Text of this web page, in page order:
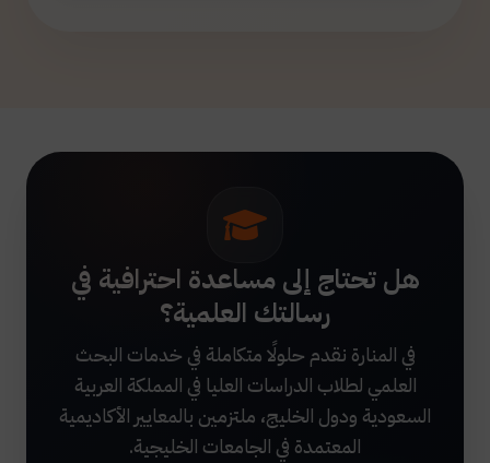
هل تحتاج إلى مساعدة احترافية في
رسالتك العلمية؟
في المنارة نقدم حلولًا متكاملة في خدمات البحث
العلمي لطلاب الدراسات العليا في المملكة العربية
السعودية ودول الخليج، ملتزمين بالمعايير الأكاديمية
المعتمدة في الجامعات الخليجية.